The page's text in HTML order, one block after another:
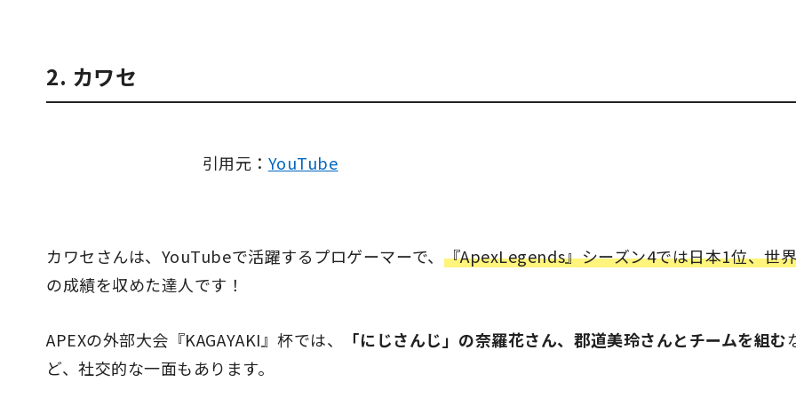
2. カワセ
引用元： YouTube
カワセさんは、YouTubeで活躍するプロゲーマーで、 『ApexLegends』シーズン4では日本1位、世
の成績を収めた達人です！
APEXの外部大会『KAGAYAKI』杯では、 「にじさんじ」の奈羅花さん、郡道美玲さんとチームを組む
ど、社交的な一面もあります。